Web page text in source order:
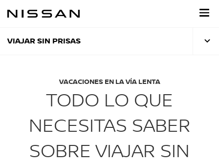
VIAJAR SIN PRISAS
VACACIONES EN LA VÍA LENTA
TODO LO QUE
NECESITAS SABER
SOBRE VIAJAR SIN